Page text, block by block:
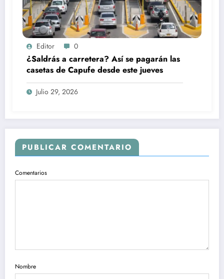
Editor 0
¿Saldrás a carretera? Así se pagarán las
casetas de Capufe desde este jueves
Julio 29, 2026
PUBLICAR COMENTARIO
Comentarios
Nombre